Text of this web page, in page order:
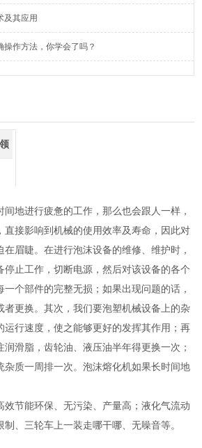
及其应用
作方法，你学会了吗？
间地进行疲惫的工作，那么也会跟人一样，
直接影响到机械的使用效率及寿命，因此对
眉睫。在进行泡沫设备的维修、维护时，
停止工作，切断电源，然后对该设备的各个
个部件的完整无损；如果出现问题的话，
者更换。其次，我们要泡塑机械设备上的杂
运行速度，使之能够更好的发挥其作用；再
滑脂，齿轮油、液压油半年得更换一次；
杂质一周排一次。泡沫熔化机如果长时间地
效节能环保、无污染、产量高；液化气流动
、三轮车上一装走哪干哪、无噪音等。